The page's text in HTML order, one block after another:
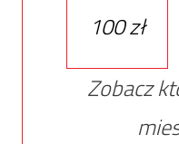
100 zł
Zobacz